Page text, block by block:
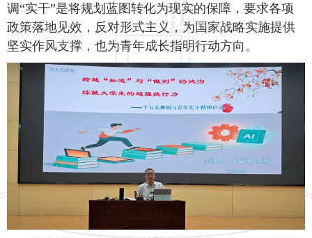
调“实干”是将规划蓝图转化为现实的保障，要求各项
政策落地见效，反对形式主义，为国家战略实施提供
坚实作风支撑，也为青年成长指明行动方向。